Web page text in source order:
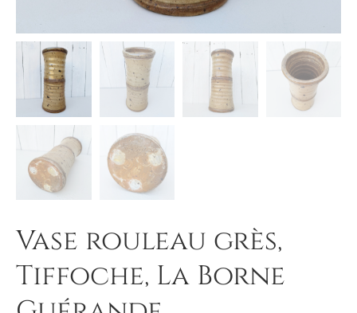
Vase rouleau grès,
Tiffoche, La Borne